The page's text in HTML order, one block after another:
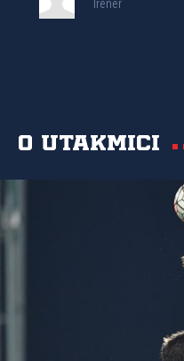
Trener
O utakmici